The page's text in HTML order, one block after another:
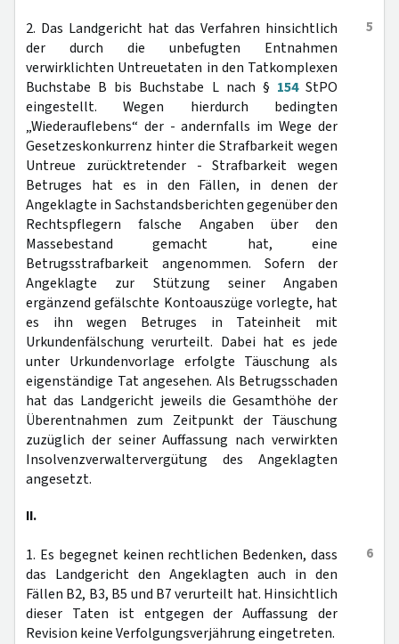
5
2. Das Landgericht hat das Verfahren hinsichtlich
der durch die unbefugten Entnahmen
verwirklichten Untreuetaten in den Tatkomplexen
Buchstabe B bis Buchstabe L nach § 154StPO
eingestellt. Wegen hierdurch bedingten
„Wiederauflebens“ der - andernfalls im Wege der
Gesetzeskonkurrenz hinter die Strafbarkeit wegen
Untreue zurücktretender - Strafbarkeit wegen
Betruges hat es in den Fällen, in denen der
Angeklagte in Sachstandsberichten gegenüber den
Rechtspflegern falsche Angaben über den
Massebestand gemacht hat, eine
Betrugsstrafbarkeit angenommen. Sofern der
Angeklagte zur Stützung seiner Angaben
ergänzend gefälschte Kontoauszüge vorlegte, hat
es ihn wegen Betruges in Tateinheit mit
Urkundenfälschung verurteilt. Dabei hat es jede
unter Urkundenvorlage erfolgte Täuschung als
eigenständige Tat angesehen. Als Betrugsschaden
hat das Landgericht jeweils die Gesamthöhe der
Überentnahmen zum Zeitpunkt der Täuschung
zuzüglich der seiner Auffassung nach verwirkten
Insolvenzverwaltervergütung des Angeklagten
angesetzt.
II.
6
1. Es begegnet keinen rechtlichen Bedenken, dass
das Landgericht den Angeklagten auch in den
Fällen B2, B3, B5 und B7 verurteilt hat. Hinsichtlich
dieser Taten ist entgegen der Auffassung der
Revision keine Verfolgungsverjährung eingetreten.